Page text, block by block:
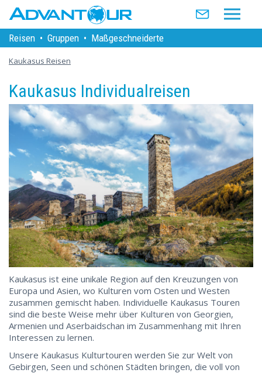
Reisen • Gruppen • Maßgeschneiderte
Kaukasus Reisen
Kaukasus Individualreisen
Kaukasus ist eine unikale Region auf den Kreuzungen von
Europa und Asien, wo Kulturen vom Osten und Westen
zusammen gemischt haben. Individuelle Kaukasus Touren
sind die beste Weise mehr über Kulturen von Georgien,
Armenien und Aserbaidschan im Zusammenhang mit Ihren
Interessen zu lernen.
Unsere Kaukasus Kulturtouren werden Sie zur Welt von
Gebirgen, Seen und schönen Städten bringen, die voll von